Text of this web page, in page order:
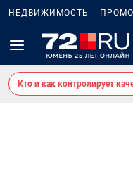
НЕДВИЖИМОСТЬ
Кто и как контролирует